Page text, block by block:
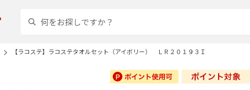
【ラコステ】ラコステタオルセット（アイボリー） ＬＲ２０１９３Ｉ